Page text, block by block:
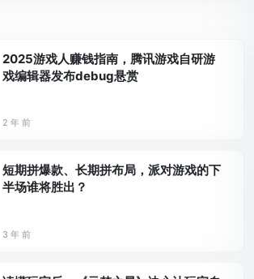
2025游戏人赚钱指南，腾讯游戏自研游
戏编辑器发布debug悬赏
2 年 前
短期拼爆款、长期拼布局，派对游戏的下
半场谁将胜出？
3 年 前